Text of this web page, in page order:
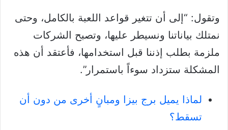
وتقول: “إلى أن تتغير قواعد اللعبة بالكامل، وحتى
نمتلك بياناتنا ونسيطر عليها، وتصبح الشركات
ملزمة بطلب إذننا قبل استخدامها، فأعتقد أن هذه
المشكلة ستزداد سوءاً باستمرار”.
لماذا يميل برج بيزا ومبانٍ أخرى من دون أن
تسقط؟